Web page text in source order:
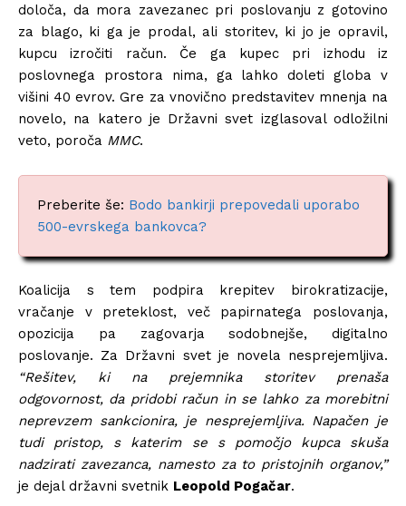
določa, da mora zavezanec pri poslovanju z gotovino
za blago, ki ga je prodal, ali storitev, ki jo je opravil,
kupcu izročiti račun. Če ga kupec pri izhodu iz
poslovnega prostora nima, ga lahko doleti globa v
višini 40 evrov. Gre za vnovično predstavitev mnenja na
novelo, na katero je Državni svet izglasoval odložilni
veto, poroča MMC.
Preberite še: Bodo bankirji prepovedali uporabo
500-evrskega bankovca?
Koalicija s tem podpira krepitev birokratizacije,
vračanje v preteklost, več papirnatega poslovanja,
opozicija pa zagovarja sodobnejše, digitalno
poslovanje. Za Državni svet je novela nesprejemljiva.
“Rešitev, ki na prejemnika storitev prenaša
odgovornost, da pridobi račun in se lahko za morebitni
neprevzem sankcionira, je nesprejemljiva. Napačen je
tudi pristop, s katerim se s pomočjo kupca skuša
nadzirati zavezanca, namesto za to pristojnih organov,”
je dejal državni svetnik Leopold Pogačar.